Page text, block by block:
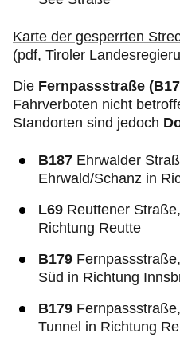
Karte der gesperrten
(pdf, Tiroler
Die Fernpassstraße
Fahrverboten nicht
Standorten sind jedoch
B187 Ehrwalder
Ehrwald/Schanz in
L69 Reuttener
Richtung Reutte
B179
Süd in Richtung
B179
Tunnel in Richtung